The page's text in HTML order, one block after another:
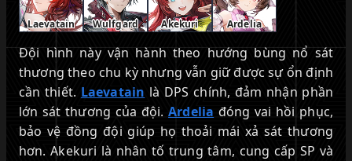
Laevatain Wulfgard Akekuri Ardelia
Đội hình này vận hành theo hướng bùng nổ sát
thương theo chu kỳ nhưng vẫn giữ được sự ổn định
cần thiết. Laevatain là DPS chính, đảm nhận phần
lớn sát thương của đội.Ardelia đóng vai hồi phục,
bảo vệ đồng đội giúp họ thoải mái xả sát thương
hơn. Akekuri là nhân tố trung tâm, cung cấp SP và